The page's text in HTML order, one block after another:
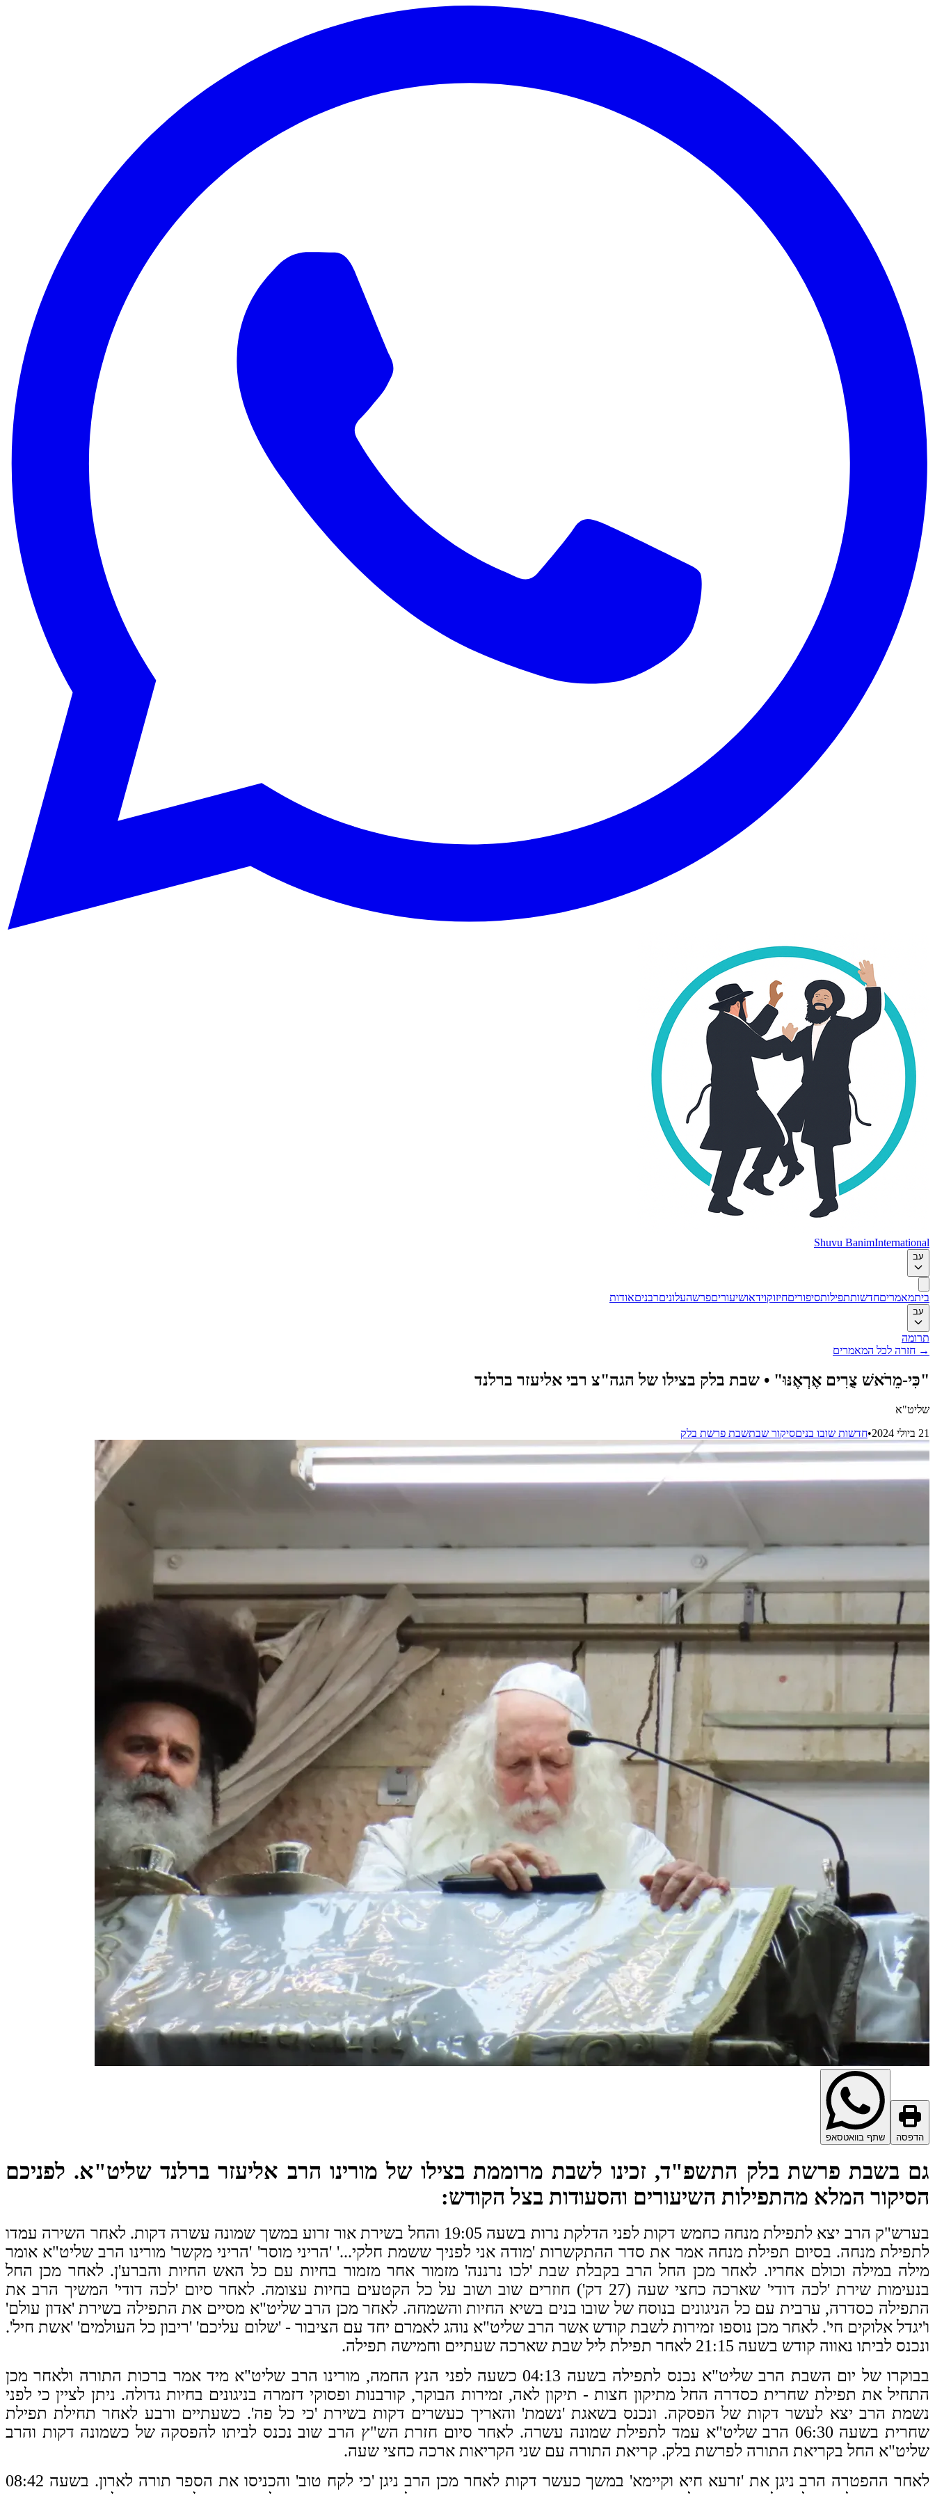
Shuvu BanimInternational
עב
ביתמאמריםחדשותתפילותסיפוריםחיזוקוידאושיעוריםפרשהעלוניםרבניםאודות
עב
תרומה
→ חזרה לכל המאמרים
"כִּי-מֵרֹאשׁ צֻרִים אֶרְאֶנּוּ" • שבת בלק בצילו של הגה"צ רבי אליעזר ברלנד
שליט"א
21 ביולי 2024
•חדשות שובו בניםסיקור שבתשבת פרשת בלק
הדפסה שתף בוואטסאפ
גם בשבת פרשת בלק התשפ"ד, זכינו לשבת מרוממת בצילו של מורינו הרב אליעזר ברלנד שליט"א. לפניכם
הסיקור המלא מהתפילות השיעורים והסעודות בצל הקודש:
בערש"ק הרב יצא לתפילת מנחה כחמש דקות לפני הדלקת נרות בשעה 19:05 והחל בשירת אור זרוע במשך שמונה עשרה דקות.
לאחר השירה עמדו
לתפילת מנחה. בסיום תפילת מנחה אמר את סדר ההתקשרות 'מודה אני לפניך ששמת חלקי...' 'הריני מוסר' 'הריני מקשר' מורינו הרב שליט"א אומר
מילה במילה וכולם אחריו. לאחר מכן החל הרב בקבלת שבת 'לכו נרננה' מזמור אחר מזמור בחיות עם כל האש החיות והברע'ן. לאחר מכן החל
בנעימות שירת 'לכה דודי' שארכה כחצי שעה (27 דק') חוזרים שוב ושוב על כל הקטעים בחיות עצומה. לאחר סיום 'לכה דודי' המשיך הרב את
התפילה כסדרה, ערבית עם כל הניגונים בנוסח של שובו בנים בשיא החיות והשמחה. לאחר מכן הרב שליט"א מסיים את התפילה בשירת 'אדון עולם'
ו'יגדל אלוקים חי'. לאחר מכן נוספו זמירות לשבת קודש אשר הרב שליט"א נוהג לאמרם יחד עם הציבור - 'שלום עליכם' 'ריבון כל העולמים' 'אשת חיל'.
ונכנס לביתו נאווה קודש בשעה 21:15 לאחר תפילת ליל שבת שארכה שעתיים וחמישה תפילה
.
בבוקרו של יום השבת הרב שליט"א נכנס לתפילה בשעה 04:13 כשעה לפני הנץ החמה, מורינו הרב שליט"א מיד אמר ברכות התורה ולאחר מכן
התחיל את תפילת שחרית כסדרה החל מתיקון חצות - תיקון לאה, זמירות הבוקר, קורבנות ופסוקי דזמרה בניגונים בחיות גדולה. ניתן לציין כי לפני
נשמת הרב יצא לעשר דקות של הפסקה. ונכנס בשאגת 'נשמת' והאריך כעשרים דקות בשירת 'כי כל פה'. כשעתיים ורבע לאחר תחילת תפילת
שחרית בשעה 06:30 הרב שליט"א עמד לתפילת שמונה עשרה.
לאחר סיום חזרת הש"ץ הרב שוב נכנס לביתו להפסקה של כשמונה דקות והרב
שליט"א החל בקריאת התורה לפרשת בלק. קריאת התורה עם שני הקריאות ארכה כחצי שעה.
לאחר ההפטרה הרב ניגן את 'זרעא חיא וקיימא' במשך כעשר דקות
לאחר מכן הרב ניגן 'כי לקח טוב' והכניסו את הספר תורה לארון. בשעה 08:42